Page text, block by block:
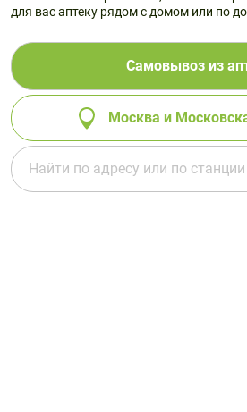
для вас аптеку рядом с домом или по
Самовывоз из
Москва и